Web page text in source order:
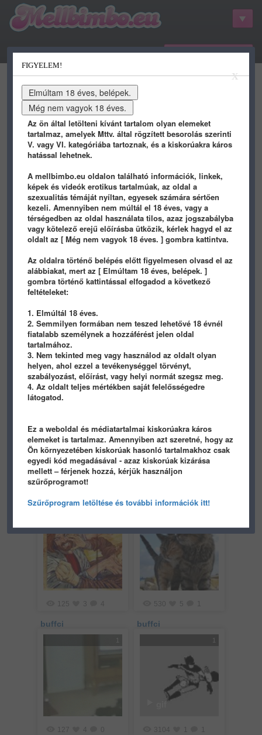
belépés / regisztráció
kategóriák hots gifs porn
youtube qdb
buffciképei - 12 oldal
1
91 2 0
buffci
1
111 4 0
buffci
1
buffci buffci
125 3
buffci
530 5
buffci
127
1
3104
X
FIGYELEM!
Az ön által letölteni kívánt tartalom olyan elemeket
tartalmaz, amelyek Mttv. által rögzített besorolás szerinti
V. vagy VI. kategóriába tartoznak, és a kiskorúakra káros
hatással lehetnek.
A mellbimbo.eu oldalon található információk, linkek,
képek és videók erotikus tartalmúak, az oldal a
szexualitás témáját nyíltan, egyesek számára sértően
kezeli. Amennyiben nem múltál el 18 éves, vagy a
térségedben az oldal használata tilos, azaz jogszabályba
vagy kötelező erejű előírásba ütközik, kérlek hagyd el az
oldalt az [ Még nem vagyok 18 éves. ] gombra kattintva.
Az oldalra történő belépés előtt figyelmesen olvasd el az
alábbiakat, mert az [ Elmúltam 18 éves, belépek. ]
gombra történő kattintással elfogadod a következő
feltételeket:
1. Elmúltál 18 éves.
2. Semmilyen formában nem teszed lehetővé 18 évnél
fiatalabb személynek a hozzáférést jelen oldal
tartalmához.
3. Nem tekinted meg vagy használod az oldalt olyan
helyen, ahol ezzel a tevékenységgel törvényt,
szabályozást, előírást, vagy helyi normát szegsz meg.
4. Az oldalt teljes mértékben saját felelősségedre
látogatod.
Ez a weboldal és médiatartalmai kiskorúakra káros
elemeket is tartalmaz. Amennyiben azt szeretné, hogy az
Ön környezetében kiskorúak hasonló tartalmakhoz csak
egyedi kód megadásával - azaz kiskorúak kizárása
mellett – férjenek hozzá, kérjük használjon
szűrőprogramot!
Szűrőprogram letöltése és további információk itt!